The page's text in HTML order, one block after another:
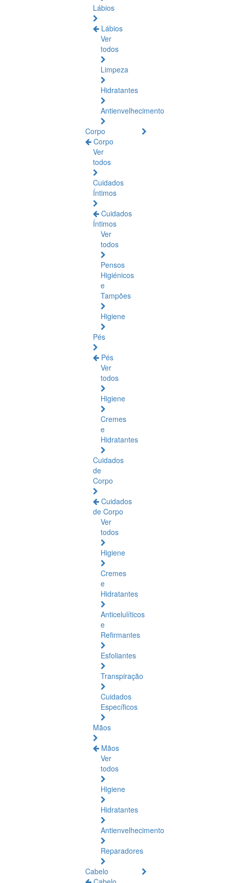
Lábios
Lábios
Ver
todos
Limpeza
Hidratantes
Antienvelhecimento
Corpo
Corpo
Ver
todos
Cuidados
Íntimos
Cuidados
Íntimos
Ver
todos
Pensos
Higiénicos
e
Tampões
Higiene
Pés
Pés
Ver
todos
Higiene
Cremes
e
Hidratantes
Cuidados
de
Corpo
Cuidados
de Corpo
Ver
todos
Higiene
Cremes
e
Hidratantes
Anticelulíticos
e
Refirmantes
Esfoliantes
Transpiração
Cuidados
Específicos
Mãos
Mãos
Ver
todos
Higiene
Hidratantes
Antienvelhecimento
Reparadores
Cabelo